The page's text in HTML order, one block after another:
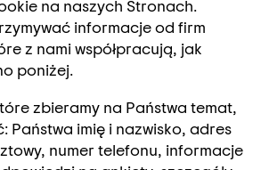
na naszych Stronach.
informacje od firm
z nami współpracują, jak
poniżej.
zbieramy na Państwa temat,
Państwa imię i nazwisko, adres
numer telefonu, informacje